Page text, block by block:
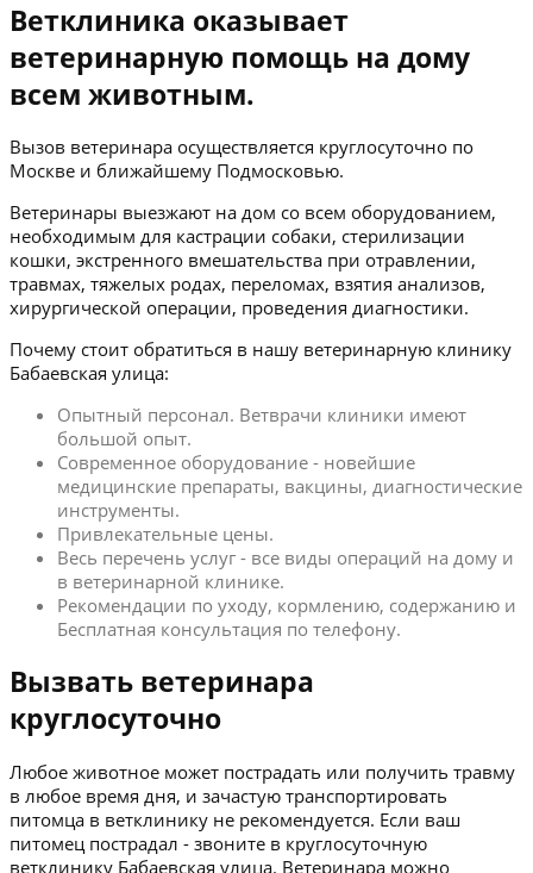
Ветклиника оказывает
ветеринарную помощь на дому
всем животным.
Вызов ветеринара осуществляется круглосуточно по
Москве и ближайшему Подмосковью.
Ветеринары выезжают на дом со всем оборудованием,
необходимым для кастрации собаки, стерилизации
кошки, экстренного вмешательства при отравлении,
травмах, тяжелых родах, переломах, взятия анализов,
хирургической операции, проведения диагностики.
Почему стоит обратиться в нашу ветеринарную клинику
Бабаевская улица:
Опытный персонал. Ветврачи клиники имеют
большой опыт.
Современное оборудование - новейшие
медицинские препараты, вакцины, диагностические
инструменты.
Привлекательные цены.
Весь перечень услуг - все виды операций на дому и
в ветеринарной клинике.
Рекомендации по уходу, кормлению, содержанию и
Бесплатная консультация по телефону.
Вызвать ветеринара
круглосуточно
Любое животное может пострадать или получить травму
в любое время дня, и зачастую транспортировать
питомца в ветклинику не рекомендуется. Если ваш
питомец пострадал - звоните в круглосуточную
ветклинику Бабаевская улица. Ветеринара можно